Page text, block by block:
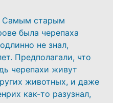
Самым старым
была черепаха
не знал,
Предполагали, что
черепахи живут
животных, и даже
как-то разузнал,